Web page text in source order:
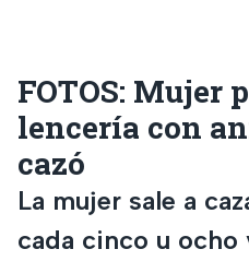
FOTOS: Mujer
lencería con
cazó
La mujer sale a
cada cinco u ocho